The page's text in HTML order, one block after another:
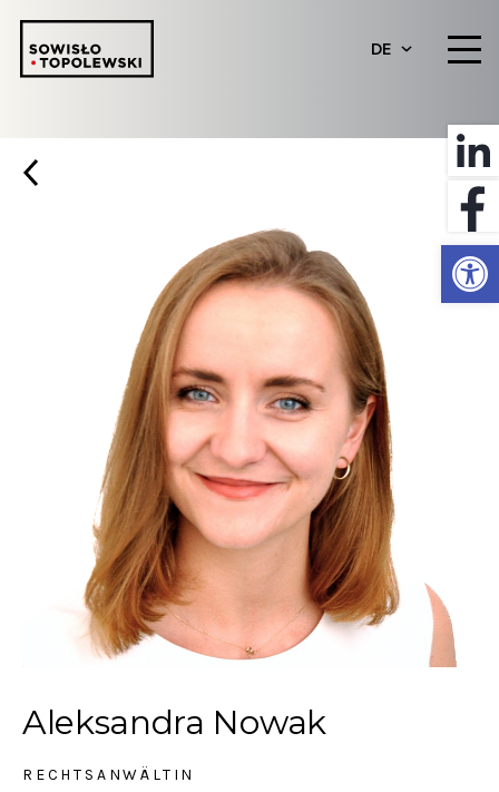
DE
Aleksandra Nowak
RECHTSANWÄLTIN